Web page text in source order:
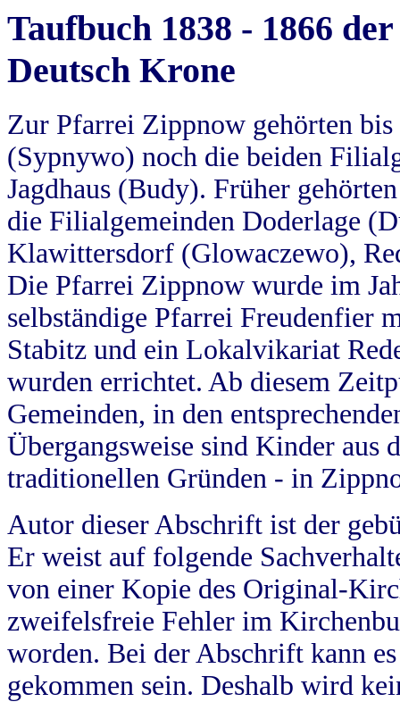
Taufbuch 1838 - 1866
Deutsch Krone
Zur Pfarrei Zippnow gehörten
(Sypnywo) noch die beiden
Jagdhaus (Budy). Früher
die Filialgemeinden Doderlage
Klawittersdorf (Glowaczewo),
Die Pfarrei Zippnow wurde im
selbständige Pfarrei Freudenfier
Stabitz und ein Lokalvikariat
wurden errichtet. Ab diesem
Gemeinden, in den
Übergangsweise sind Kinder aus
traditionellen Gründen - in
Autor dieser Abschrift ist der
Er weist auf folgende
von einer Kopie des Original-
zweifelsfreie Fehler im
worden. Bei der Abschrift kann
gekommen sein. Deshalb wird